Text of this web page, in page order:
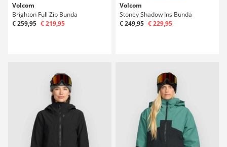
Volcom
Brighton Full Zip Bunda
€ 259,95 € 219,95
Volcom
Stoney Shadow Ins Bunda
€ 249,95 € 229,95